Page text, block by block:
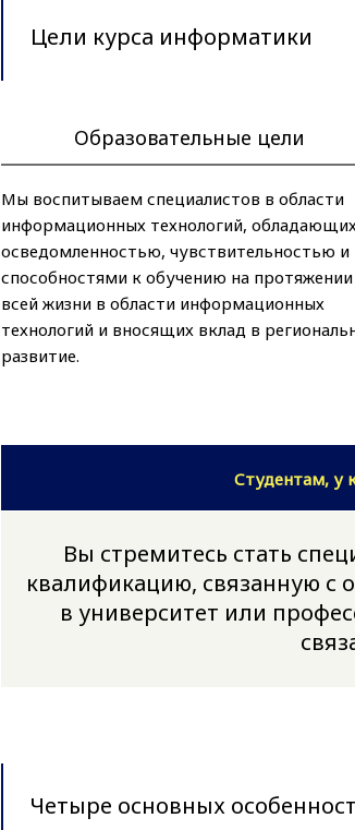
Цели курса информатики
Образовательные цели
Мы воспитываем специалистов в области
информационных технологий,
осведомленностью, чувствительностью и
способностями к обучению на протяжении
всей жизни в области информационных
технологий и вносящих вклад в
развитие.
Студентам, у
Вы стремитесь стать
квалификацию, связанную с
в университет или
Четыре основных